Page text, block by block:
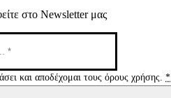
στο Newsletter μας
και αποδέχομαι τους όρους χρήσης.*